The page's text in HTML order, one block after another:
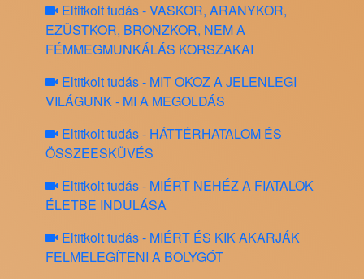
Eltitkolt tudás - VASKOR, ARANYKOR,
EZÜSTKOR, BRONZKOR, NEM A
FÉMMEGMUNKÁLÁS KORSZAKAI
Eltitkolt tudás - MIT OKOZ A JELENLEGI
VILÁGUNK - MI A MEGOLDÁS
Eltitkolt tudás - HÁTTÉRHATALOM ÉS
ÖSSZEESKÜVÉS
Eltitkolt tudás - MIÉRT NEHÉZ A FIATALOK
ÉLETBE INDULÁSA
Eltitkolt tudás - MIÉRT ÉS KIK AKARJÁK
FELMELEGÍTENI A BOLYGÓT